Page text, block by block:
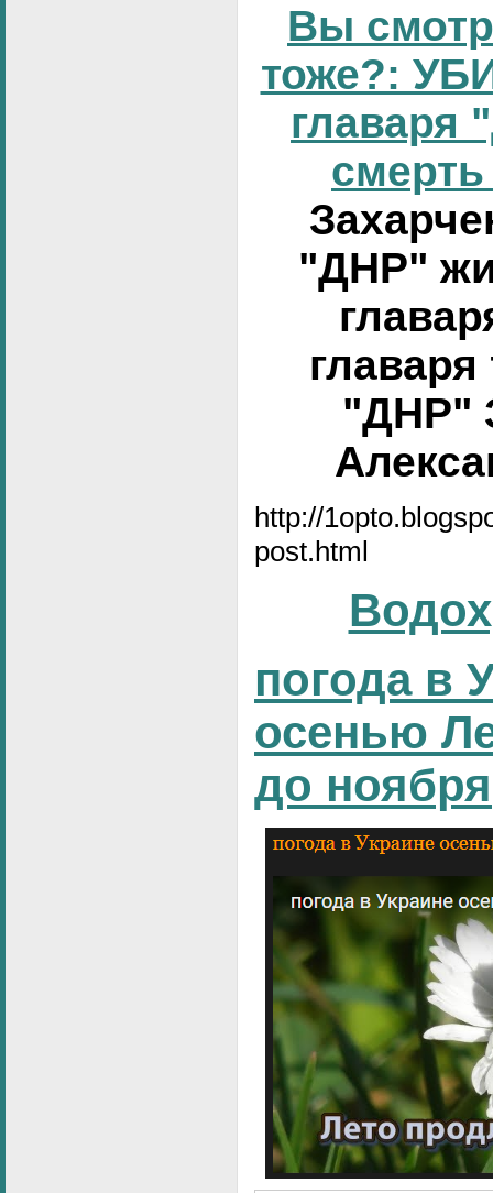
Вы
тоже?:
главаря
смерть
"ДНР"
"ДНР"
http://
post.html
погода в
осенью
до ноября